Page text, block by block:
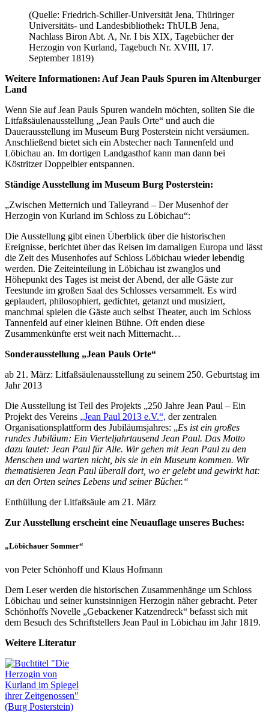
(Quelle: Friedrich-Schiller-Universität Jena, Thüringer
Universitäts- und Landesbibliothek: ThULB Jena,
Nachlass Biron Abt. A, Nr. I bis XIX, Tagebücher der
Herzogin von Kurland, Tagebuch Nr. XVIII, 17.
September 1819)
Weitere Informationen: Auf Jean Pauls Spuren im Altenburger
Land
Wenn Sie auf Jean Pauls Spuren wandeln möchten, sollten Sie die
Litfaßsäulenausstellung „Jean Pauls Orte“ und auch die
Dauerausstellung im Museum Burg Posterstein nicht versäumen.
Anschließend bietet sich ein Abstecher nach Tannenfeld und
Löbichau an. Im dortigen Landgasthof kann man dann bei
Köstritzer Doppelbier entspannen.
Ständige Ausstellung im Museum Burg Posterstein:
„Zwischen Metternich und Talleyrand – Der Musenhof der
Herzogin von Kurland im Schloss zu Löbichau“:
Die Ausstellung gibt einen Überblick über die historischen
Ereignisse, berichtet über das Reisen im damaligen Europa und lässt
die Zeit des Musenhofes auf Schloss Löbichau wieder lebendig
werden. Die Zeiteinteilung in Löbichau ist zwanglos und
Höhepunkt des Tages ist meist der Abend, der alle Gäste zur
Teestunde im großen Saal des Schlosses versammelt. Es wird
geplaudert, philosophiert, gedichtet, getanzt und musiziert,
manchmal spielen die Gäste auch selbst Theater, auch im Schloss
Tannenfeld auf einer kleinen Bühne. Oft enden diese
Zusammenkünfte erst weit nach Mitternacht…
Sonderausstellung „Jean Pauls Orte“
ab 21. März: Litfaßsäulenausstellung zu seinem 250. Geburtstag im
Jahr 2013
Die Ausstellung ist Teil des Projekts „250 Jahre Jean Paul – Ein
Projekt des Vereins „Jean Paul 2013 e.V.“, der zentralen
Organisationsplattform des Jubiläumsjahres: „Es ist ein großes
rundes Jubiläum: Ein Vierteljahrtausend Jean Paul. Das Motto
dazu lautet: Jean Paul für Alle. Wir gehen mit Jean Paul zu den
Menschen und warten nicht, bis sie in ein Museum kommen. Wir
thematisieren Jean Paul überall dort, wo er gelebt und gewirkt hat:
an den Orten seines Lebens und seiner Bücher.“
Enthüllung der Litfaßsäule am 21. März
Zur Ausstellung erscheint eine Neuauflage unseres Buches:
„Löbichauer Sommer“
von Peter Schönhoff und Klaus Hofmann
Dem Leser werden die historischen Zusammenhänge um Schloss
Löbichau und seiner kunstsinnigen Herzogin näher gebracht. Peter
Schönhoffs Novelle „Gebackener Katzendreck“ befasst sich mit
dem Besuch des Schriftstellers Jean Paul in Löbichau im Jahr 1819.
Weitere Literatur